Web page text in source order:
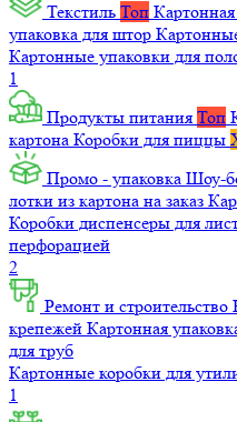
Текстиль Топ Картонная
упаковка для штор
Картонные упаковки для
1
Продукты питания Топ
картона Коробки для пиццы
Промо - упаковка Шоу-
лотки из картона на заказ
Коробки диспенсеры для
перфорацией
2
Ремонт и строительство
крепежей Картонная
для труб
Картонные коробки для
1